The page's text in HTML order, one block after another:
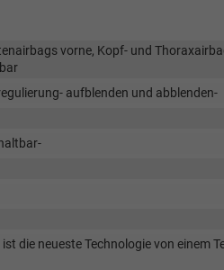
vorne, Kopf- und
aufblenden und abblenden-
die neueste Technologie von einem